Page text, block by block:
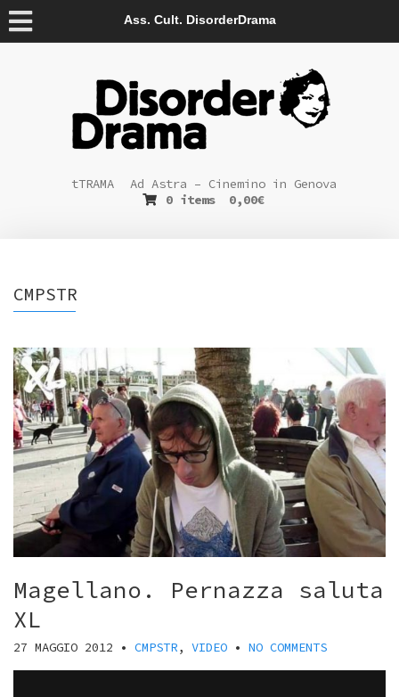
Ass. Cult. DisorderDrama
tTRAMA
Ad Astra – Cinemino in Genova
0 items
0,00€
CMPSTR
Magellano. Pernazza saluta
XL
27 MAGGIO 2012 • CMPSTR, VIDEO • NO COMMENTS